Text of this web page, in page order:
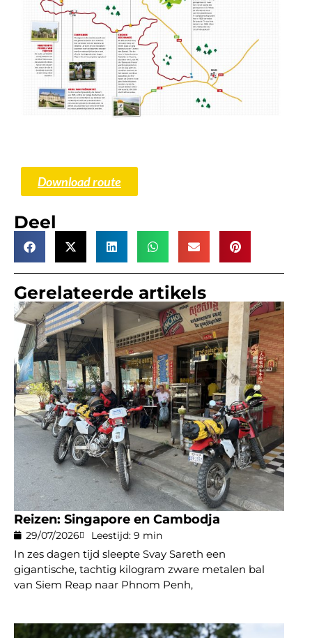
Download route
Deel
Gerelateerde artikels
Reizen: Singapore en Cambodja
29/07/2026 Leestijd: 9 min
In zes dagen tijd sleepte Svay Sareth een
gigantische, tachtig kilogram zware metalen bal
van Siem Reap naar Phnom Penh,